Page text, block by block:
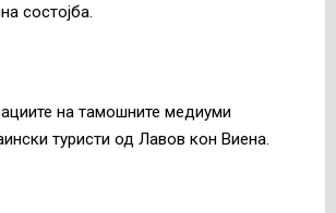
состојба.
на тамошните медиуми
туристи од Лавов кон Виена.